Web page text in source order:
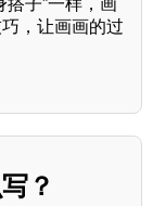
搭子”一样，画
，让画画的过
？